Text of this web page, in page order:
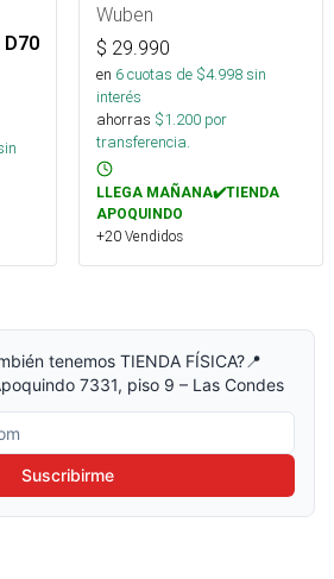
Wuben
$ 29.990
en 6cuotas de $4.998sin
interés
ahorras $1.200 por
transferencia.
LLEGA MAÑANA✔️TIENDA
APOQUINDO
+20 Vendidos
tenemos TIENDA FÍSICA?📍
7331, piso 9 – Las Condes
Suscribirme